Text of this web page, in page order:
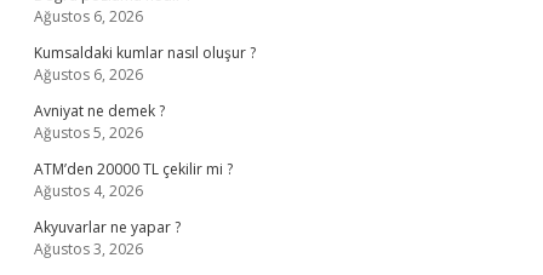
Ağustos 6, 2026
Kumsaldaki kumlar nasıl oluşur ?
Ağustos 6, 2026
Avniyat ne demek ?
Ağustos 5, 2026
ATM’den 20000 TL çekilir mi ?
Ağustos 4, 2026
Akyuvarlar ne yapar ?
Ağustos 3, 2026